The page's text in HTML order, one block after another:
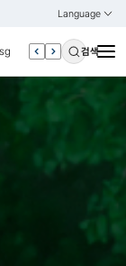
Language
열기
KOREAN
ENGLISH
검색